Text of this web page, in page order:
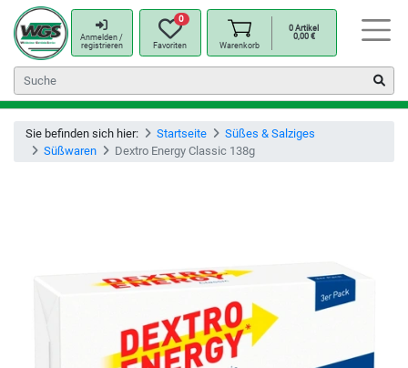
Anmelden /
registrieren
0
Favoriten Warenkorb
0Artikel
0,00 €
Sie befinden sich hier: Startseite
Süßes & Salziges
Süßwaren
Dextro Energy Classic 138g